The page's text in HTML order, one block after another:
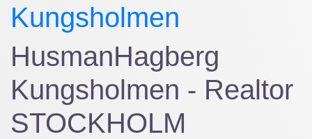
Kungsholmen
HusmanHagberg
Kungsholmen - Realtor
STOCKHOLM